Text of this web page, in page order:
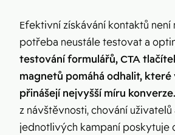
Efektivní získávání kontaktů není
potřeba neustále testovat a
testování formulářů, CTA
magnetů pomáhá odhalit,
přinášejí nejvyšší míru konverze.
z návštěvnosti, chování uživatelů
jednotlivých kampaní poskytuje